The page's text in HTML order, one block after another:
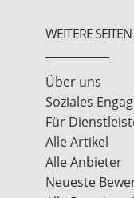
WEITERE SEITEN
Über uns
Soziales
Für
Alle Artikel
Alle Anbieter
Neueste